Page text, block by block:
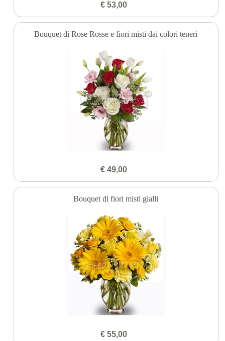
€ 53,00
Bouquet di Rose Rosse e fiori misti dai colori teneri
€ 49,00
Bouquet di fiori misti gialli
€ 55,00